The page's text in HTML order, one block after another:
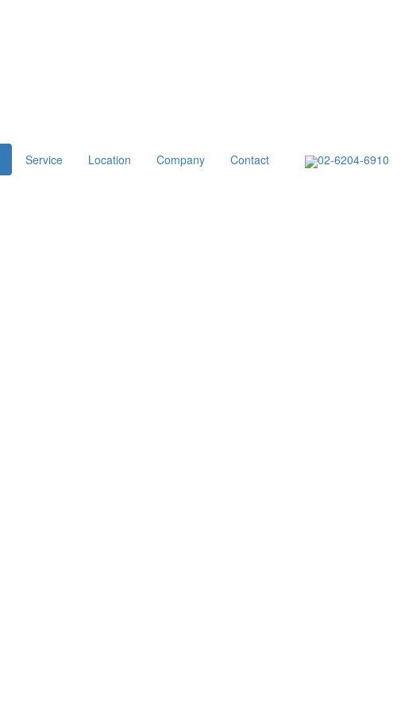
02-6204-6910
Service Location Company
Contact